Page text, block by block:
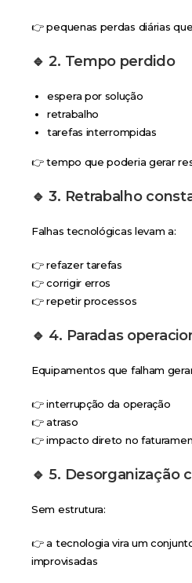
👉 pequenas perdas diárias
🔹 2. Tempo perdido
espera por solução
retrabalho
tarefas interrompidas
👉 tempo que poderia gerar
🔹 3. Retrabalho
Falhas tecnológicas levam a:
👉 refazer tarefas
👉 corrigir erros
👉 repetir processos
🔹 4. Paradas
Equipamentos que falham
👉 interrupção da operação
👉 atraso
👉 impacto direto no
🔹 5. Desorganização
Sem estrutura:
👉 a tecnologia vira um
improvisadas